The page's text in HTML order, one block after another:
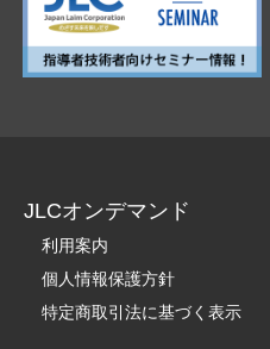
JLCオンデマンド
利用案内
個人情報保護方針
特定商取引法に基づく表示